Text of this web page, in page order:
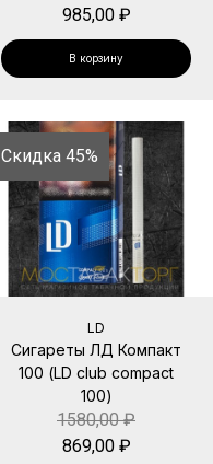
985,00 ₽
В корзину
Скидка 45%
LD
Сигареты ЛД Компакт
100 (LD club compact
100)
1580,00₽
869,00 ₽